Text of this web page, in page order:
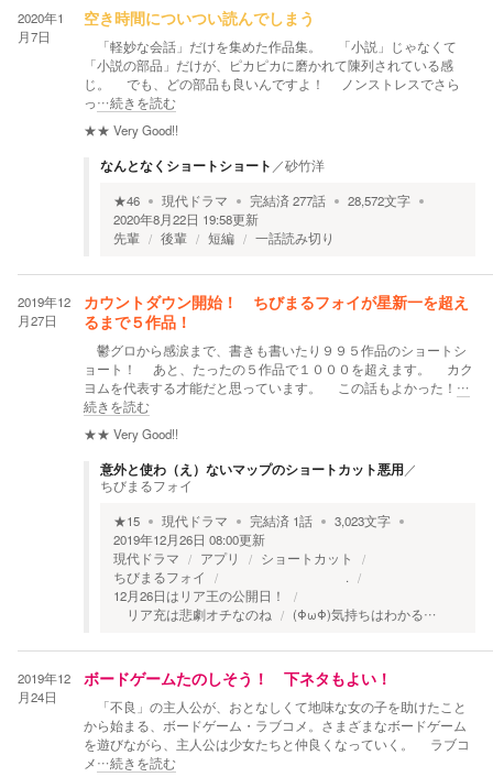
2020年1
月7日
空き時間についつい読んでしまう
「軽妙な会話」だけを集めた作品集。 「小説」じゃなくて
「小説の部品」だけが、ピカピカに磨かれて陳列されている感
じ。 でも、どの部品も良いんですよ！ ノンストレスでさら
っ…続きを読む
★★ Very Good!!
なんとなくショートショート ／砂竹洋
★46 現代ドラマ 完結済277話 28,572文字
2020年8月22日 19:58更新
先輩
後輩 短編 一話読み切り
2019年12
月27日
カウントダウン開始！ ちびまるフォイが星新一を超え
るまで５作品！
鬱グロから感涙まで、書きも書いたり９９５作品のショートシ
ョート！ あと、たったの５作品で１０００を超えます。 カク
ヨムを代表する才能だと思っています。 この話もよかった！ …
続きを読む
★★ Very Good!!
意外と使わ（え）ないマップのショートカット悪用／
ちびまるフォイ
★15 現代ドラマ 完結済 1話 3,023文字
2019年12月26日 08:00更新
現代ドラマ
アプリ
ショートカット
ちびまるフォイ
.
12月26日はリア王の公開日！
リア充は悲劇オチなのね
(ΦωΦ)気持ちはわかる…
2019年12
月24日
ボードゲームたのしそう！ 下ネタもよい！
「不良」の主人公が、おとなしくて地味な女の子を助けたこと
から始まる、ボードゲーム・ラブコメ。さまざまなボードゲーム
を遊びながら、主人公は少女たちと仲良くなっていく。 ラブコ
メ…続きを読む